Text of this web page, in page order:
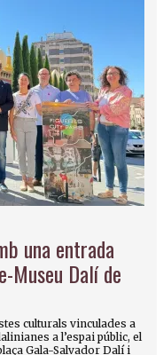
una entrada
Museu Dalí de
culturals vinculades a
a l’espai públic, el
Gala-Salvador Dalí i